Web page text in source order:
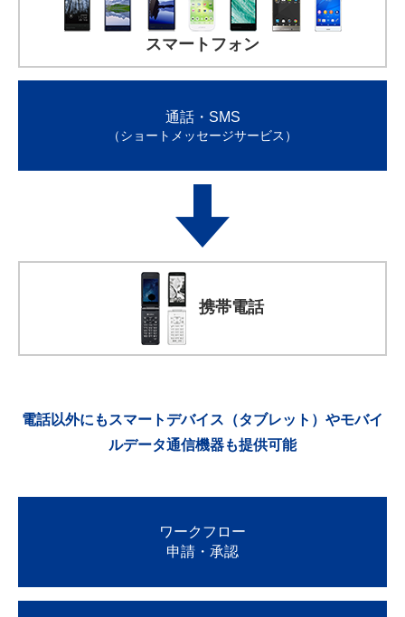
スマートフォン
通話・SMS
（ショートメッセージサービス）
携帯電話
電話以外にもスマートデバイス（タブレット）やモバイ
ルデータ通信機器も提供可能
ワークフロー
申請・承認